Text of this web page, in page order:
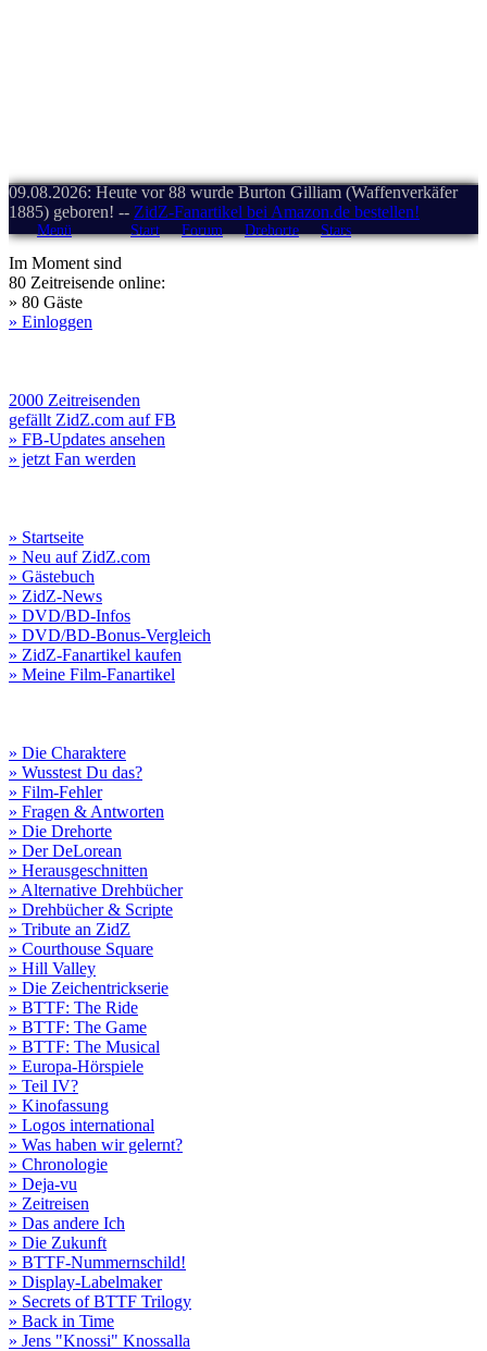
09.08.2026: Heute vor 88 wurde Burton Gilliam (Waffenverkäfer
1885) geboren! -- ZidZ-Fanartikel bei Amazon.de bestellen!
Menü Start Forum Drehorte Stars
Im Moment sind
80 Zeitreisende online:
» 80 Gäste
» Einloggen
2000 Zeitreisenden
gefällt ZidZ.com auf FB
» FB-Updates ansehen
» jetzt Fan werden
» Startseite
» Neu auf ZidZ.com
» Gästebuch
» ZidZ-News
» DVD/BD-Infos
» DVD/BD-Bonus-Vergleich
» ZidZ-Fanartikel kaufen
» Meine Film-Fanartikel
» Die Charaktere
» Wusstest Du das?
» Film-Fehler
» Fragen & Antworten
» Die Drehorte
» Der DeLorean
» Herausgeschnitten
» Alternative Drehbücher
» Drehbücher & Scripte
» Tribute an ZidZ
» Courthouse Square
» Hill Valley
» Die Zeichentrickserie
» BTTF: The Ride
» BTTF: The Game
» BTTF: The Musical
» Europa-Hörspiele
» Teil IV?
» Kinofassung
» Logos international
» Was haben wir gelernt?
» Chronologie
» Deja-vu
» Zeitreisen
» Das andere Ich
» Die Zukunft
» BTTF-Nummernschild!
» Display-Labelmaker
» Secrets of BTTF Trilogy
» Back in Time
» Jens "Knossi" Knossalla